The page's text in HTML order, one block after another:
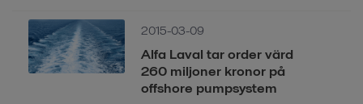
2015-03-09
Alfa Laval tar order värd
260 miljoner kronor på
offshore pumpsystem